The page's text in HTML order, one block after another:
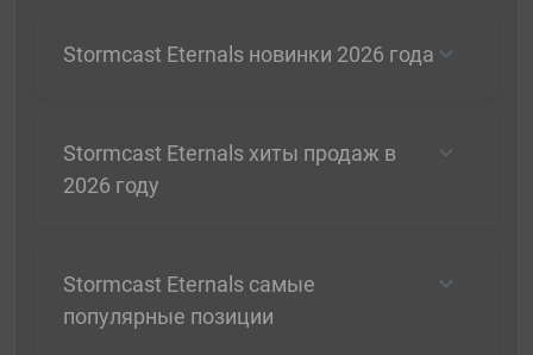
Stormcast Eternals новинки 2026 года
Stormcast Eternals хиты продаж в
2026 году
Stormcast Eternals самые
популярные позиции